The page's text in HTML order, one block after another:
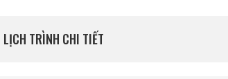
LỊCH TRÌNH CHI TIẾT